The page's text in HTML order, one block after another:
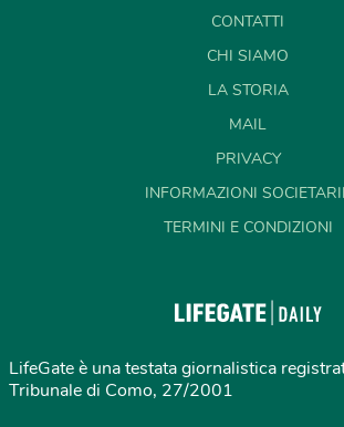
CONTATTI
CHI SIAMO
LA STORIA
MAIL
PRIVACY
INFORMAZIONI
TERMINI E CONDIZIONI
LifeGate è una testata giornalistica
Tribunale di Como, 27/2001